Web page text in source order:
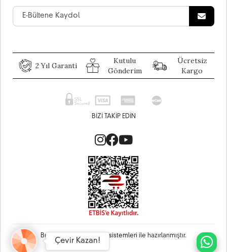
2 Yıl Garanti
Kutulu
Gönderim
Ücretsiz
Kargo
BIZI TAKIP EDIN
Bu site Vikaon E-Ticaret sistemleri ile hazırlanmıştır.
Çevir Kazan!